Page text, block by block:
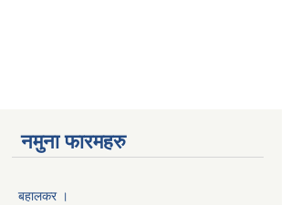
नमुना फारमहरु
बहालकर ।